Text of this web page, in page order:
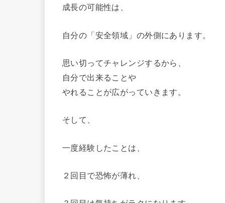
成長の可能性は、
自分の「安全領域」の外側にあります。
思い切ってチャレンジするから、
自分で出来ることや
やれることが広がっていきます。
そして、
一度経験したことは、
２回目で恐怖が薄れ、